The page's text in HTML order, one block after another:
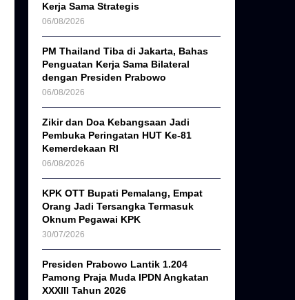
Kerja Sama Strategis
06/08/2026
PM Thailand Tiba di Jakarta, Bahas
Penguatan Kerja Sama Bilateral
dengan Presiden Prabowo
06/08/2026
Zikir dan Doa Kebangsaan Jadi
Pembuka Peringatan HUT Ke-81
Kemerdekaan RI
06/08/2026
KPK OTT Bupati Pemalang, Empat
Orang Jadi Tersangka Termasuk
Oknum Pegawai KPK
30/07/2026
Presiden Prabowo Lantik 1.204
Pamong Praja Muda IPDN Angkatan
XXXIII Tahun 2026